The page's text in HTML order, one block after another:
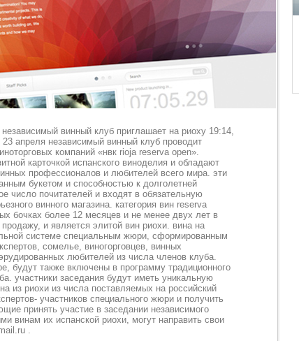
винный клуб приглашает на риоху 19:14,
апреля независимый винный клуб проводит
компаний «нвк rioja reserva open».
карточкой испанского виноделия и обладают
профессионалов и любителей всего мира. эти
букетом и способностью к долголетней
число почитателей и входят в обязательную
винного магазина. категория вин reserva
бочках более 12 месяцев и не менее двух лет в
и является элитой вин риохи. вина на
системе специальным жюри, сформированным
сомелье, виногорговцев, винных
любителей из числа членов клуба.
будут также включены в программу традиционного
участники заседания будут иметь уникальную
из риохи из числа поставляемых на российский
участников специального жюри и получить
принять участие в заседании независимого
винам их испанской риохи, могут направить свои
.